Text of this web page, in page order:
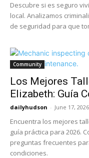
Descubre si es seguro
local. Analizamos
de seguridad para que
Community
Los Mejores
Elizabeth: Guía
dailyhudson - June 17, 2026
Encuentra los mejores
guía práctica para 2026.
preguntas frecuentes
condiciones.